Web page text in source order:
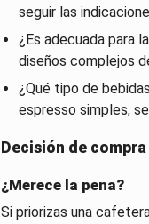
seguir las
¿Es adecuada para
diseños complejos
¿Qué tipo de
espresso simples,
Decisión de compra
¿Merece la pena?
Si priorizas una